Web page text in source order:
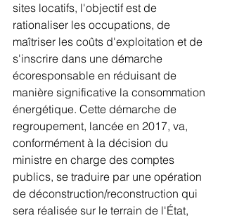
sites locatifs, l'objectif est de
rationaliser les occupations, de
maîtriser les coûts d'exploitation et de
s'inscrire dans une démarche
écoresponsable en réduisant de
manière significative la consommation
énergétique. Cette démarche de
regroupement, lancée en 2017, va,
conformément à la décision du
ministre en charge des comptes
publics, se traduire par une opération
de déconstruction/reconstruction qui
sera réalisée sur le terrain de l'État,